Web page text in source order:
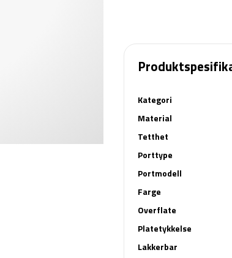
Kategori
Material
Tetthet
Porttype
Portmodell
Farge
Overflate
Platetykkelse
Lakkerbar